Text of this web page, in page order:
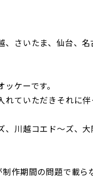
さいたま、仙台、
ケーです。
ていただきそれに
川越コエド～ズ、
作期間の問題で載ら